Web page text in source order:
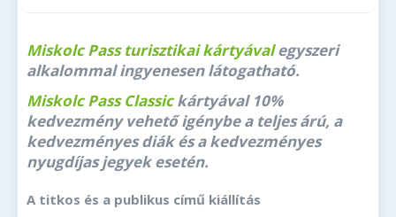
Miskolc Pass turisztikai kártyávalegyszeri
alkalommal ingyenesen látogatható.
Miskolc Pass Classickártyával 10%
kedvezmény vehető igénybe a teljes árú, a
kedvezményes diák és a kedvezményes
nyugdíjas jegyek esetén.
A titkos és a publikus című kiállítás